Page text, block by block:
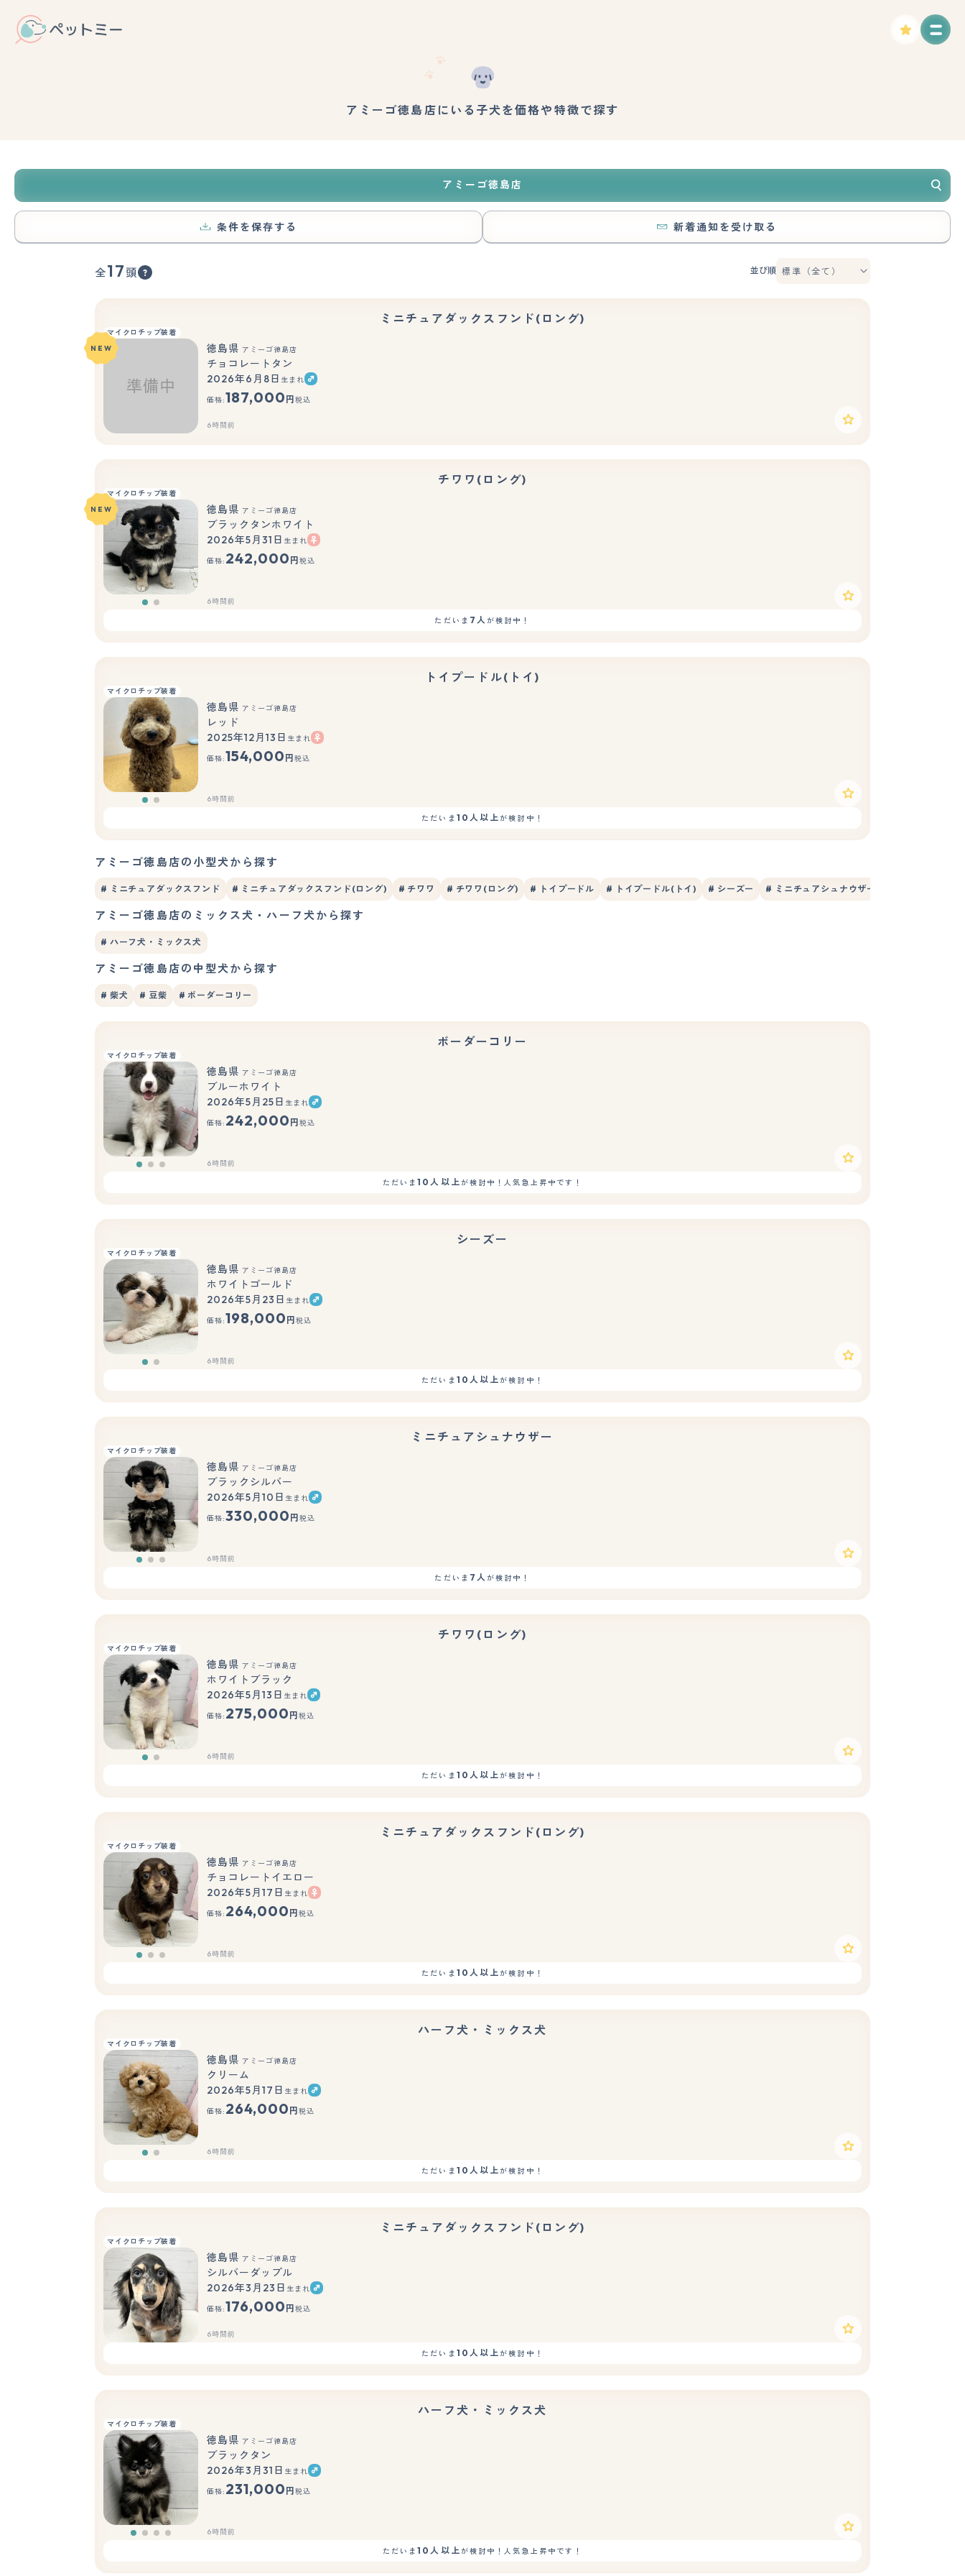
アミーゴ徳島店にいる子犬を価格や特徴で探す
アミーゴ徳島店
条件を保存する 新着通知を受け取る
全17 頭 並び順
ミニチュアダックスフンド(ロング)
マイクロチップ装着
NEW
徳島県 アミーゴ徳島店
チョコレートタン
2026年6月8日 生まれ
価格:187,000 円 税込
6時間前
チワワ(ロング)
マイクロチップ装着
もっと見る
NEW 徳島県 アミーゴ徳島店
ブラックタンホワイト
2026年5月31日 生まれ
価格: 242,000 円 税込
6時間前
ただいま 7人が検討中！
トイプードル(トイ)
マイクロチップ装着
もっと見る
徳島県 アミーゴ徳島店
レッド
2025年12月13日 生まれ
価格:154,000 円 税込
6時間前
ただいま 10人以上が検討中！
アミーゴ徳島店の小型犬から探す
# ミニチュアダックスフンド # ミニチュアダックスフンド(ロング) # チワワ # チワワ(ロング) # トイプードル # トイプードル(トイ) # シーズー # ミニチュアシュナウザー
アミーゴ徳島店のミックス犬・ハーフ犬から探す
# ハーフ犬・ミックス犬
アミーゴ徳島店の中型犬から探す
# 柴犬 # 豆柴 # ボーダーコリー
ボーダーコリー
マイクロチップ装着
もっと見る
徳島県 アミーゴ徳島店
ブルーホワイト
2026年5月25日 生まれ
価格: 242,000 円 税込
6時間前
ただいま10人以上が検討中！人気急上昇中です！
シーズー
マイクロチップ装着
もっと見る
徳島県 アミーゴ徳島店
ホワイトゴールド
2026年5月23日 生まれ
価格:198,000 円 税込
6時間前
ただいま 10人以上が検討中！
ミニチュアシュナウザー
マイクロチップ装着
もっと見る
徳島県 アミーゴ徳島店
ブラックシルバー
2026年5月10日 生まれ
価格:330,000 円 税込
6時間前
ただいま 7人が検討中！
チワワ(ロング)
マイクロチップ装着
もっと見る
徳島県 アミーゴ徳島店
ホワイトブラック
2026年5月13日 生まれ
価格: 275,000 円 税込
6時間前
ただいま 10人以上が検討中！
ミニチュアダックスフンド(ロング)
マイクロチップ装着
もっと見る
徳島県 アミーゴ徳島店
チョコレートイエロー
2026年5月17日 生まれ
価格: 264,000 円 税込
6時間前
ただいま 10人以上が検討中！
ハーフ犬・ミックス犬
マイクロチップ装着
もっと見る
徳島県 アミーゴ徳島店
クリーム
2026年5月17日 生まれ
価格: 264,000 円 税込
6時間前
ただいま 10人以上が検討中！
ミニチュアダックスフンド(ロング)
マイクロチップ装着
徳島県 アミーゴ徳島店
シルバーダップル
2026年3月23日 生まれ
価格:176,000 円 税込
6時間前
ただいま 10人以上が検討中！
ハーフ犬・ミックス犬
マイクロチップ装着
徳島県 アミーゴ徳島店
ブラックタン
2026年3月31日 生まれ
価格: 231,000 円 税込
6時間前
ただいま10人以上が検討中！人気急上昇中です！